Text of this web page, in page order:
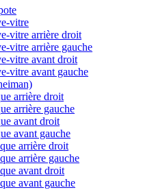
vitre
vitre arrière droit
vitre arrière gauche
vitre avant droit
vitre avant gauche
arrière droit
arrière gauche
avant droit
avant gauche
arrière droit
arrière gauche
avant droit
avant gauche